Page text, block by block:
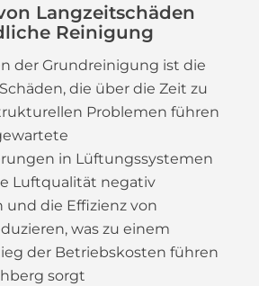
Langzeitschäden
Reinigung
der Grundreinigung ist die
die über die Zeit zu
Problemen führen
in Lüftungssystemen
Luftqualität negativ
die Effizienz von
was zu einem
der Betriebskosten führen
sorgt